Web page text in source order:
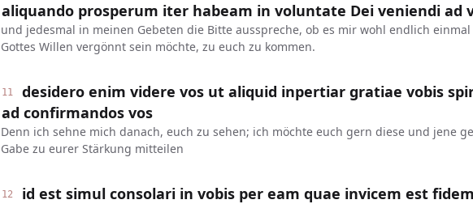
aliquando prosperum iter habeam in voluntate Dei veniendi ad
und jedesmal in meinen Gebeten die Bitte ausspreche, ob es mir wohl endlich
Gottes Willen vergönnt sein möchte, zu euch zu kommen.
11
desidero enim videre vos ut aliquid inpertiar gratiae vobis
ad confirmandos vos
Denn ich sehne mich danach, euch zu sehen; ich möchte euch gern diese und jene
Gabe zu eurer Stärkung mitteilen
12
id est simul consolari in vobis per eam quae invicem est fidem